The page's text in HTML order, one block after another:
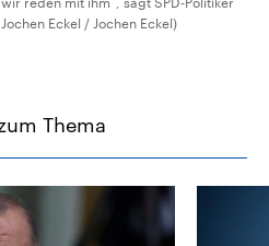
Eckel / Jochen Eckel)
Thema